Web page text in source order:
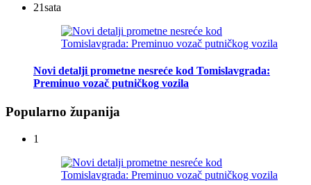
21sata
Novi detalji prometne nesreće kod Tomislavgrada:
Preminuo vozač putničkog vozila
Popularno županija
1